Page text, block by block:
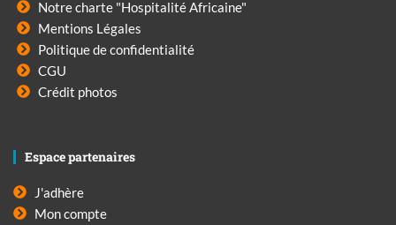
Notre charte "Hospitalité Africaine"
Mentions Légales
Politique de confidentialité
CGU
Crédit photos
Espace partenaires
J'adhère
Mon compte